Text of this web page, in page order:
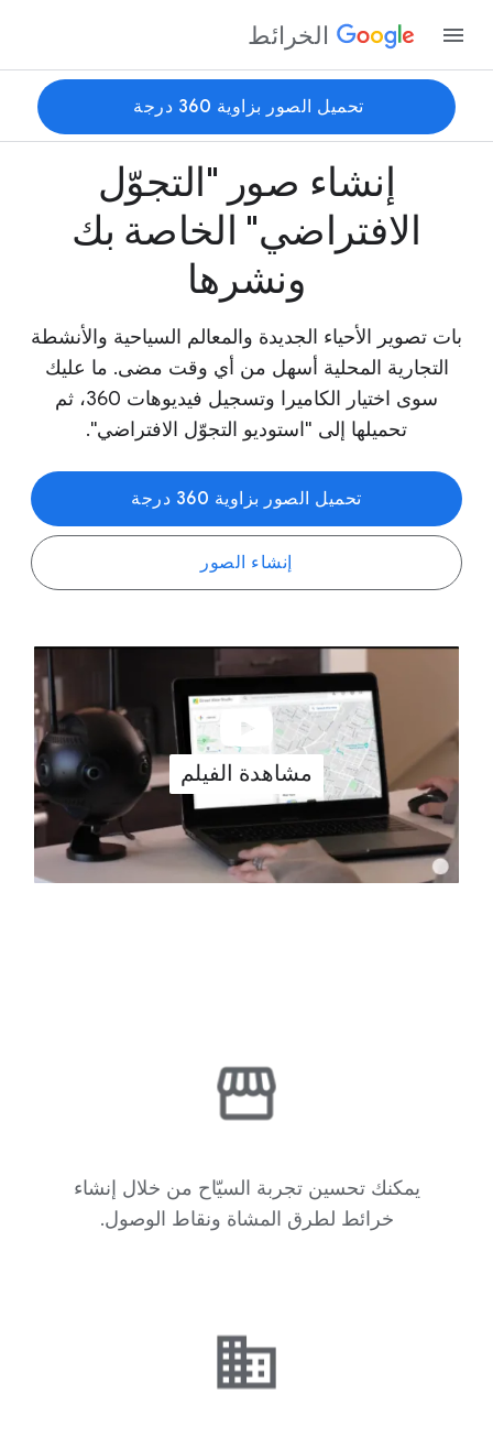
الخرائط
تحميل الصور بزاوية 360 درجة
إنشاء صور "التجوّل
الافتراضي" الخاصة بك
ونشرها
بات تصوير الأحياء الجديدة والمعالم السياحية والأنشطة
التجارية المحلية أسهل من أي وقت مضى. ما عليك
سوى اختيار الكاميرا وتسجيل فيديوهات 360، ثم
تحميلها إلى "استوديو التجوّل الافتراضي".
تحميل الصور بزاوية 360 درجة
إنشاء الصور
مشاهدة الفيلم
يمكنك تحسين تجربة السيّاح من خلال إنشاء
خرائط لطرق المشاة ونقاط الوصول.